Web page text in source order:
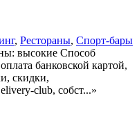
, Рестораны, Спорт-бары
высокие Способ
банковской картой,
скидки,
club, собст...»